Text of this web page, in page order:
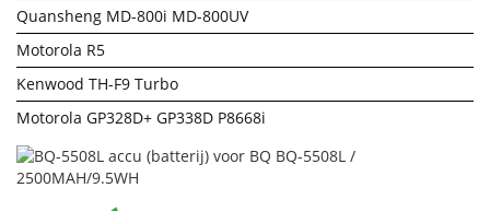
Quansheng MD-800i MD-800UV
Motorola R5
Kenwood TH-F9 Turbo
Motorola GP328D+ GP338D P8668i